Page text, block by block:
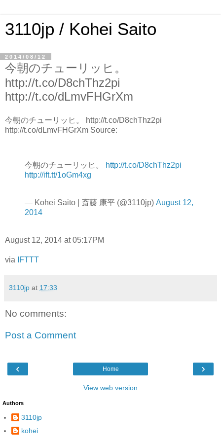
3110jp / Kohei Saito
2014/08/12
今朝のチューリッヒ。
http://t.co/D8chThz2pi
http://t.co/dLmvFHGrXm
今朝のチューリッヒ。 http://t.co/D8chThz2pi
http://t.co/dLmvFHGrXm Source:
今朝のチューリッヒ。
http://t.co/D8chThz2pi
http://ift.tt/1oGm4xg
— Kohei Saito | 斎藤 康平 (@3110jp) August 12,
2014
August 12, 2014 at 05:17PM
via IFTTT
3110jp at 17:33
No comments:
Post a Comment
‹ ›
Home
View web version
Authors
3110jp
kohei